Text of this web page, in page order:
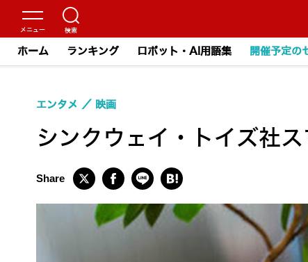
ホーム ランキング ロボット・AI用語集 開催予定の
シンクウェイ・トイズ社
エンタメ 映画